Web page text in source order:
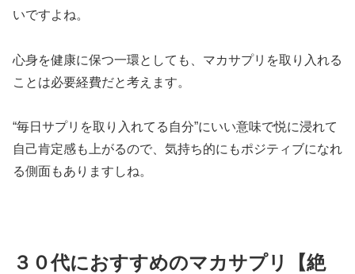
いですよね。
心身を健康に保つ一環としても、マカサプリを取り入れる
ことは必要経費だと考えます。
“毎日サプリを取り入れてる自分”にいい意味で悦に浸れて
自己肯定感も上がるので、気持ち的にもポジティブになれ
る側面もありますしね。
３０代におすすめのマカサプリ【絶